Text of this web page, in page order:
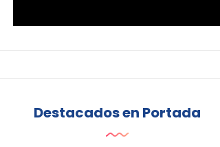
Destacados en Portada